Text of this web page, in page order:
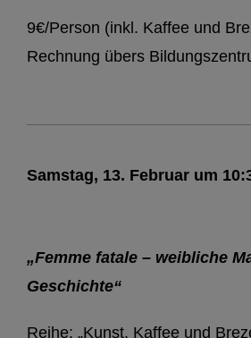
9€/Person (inkl. Kaffee und
Rechnung übers
Samstag, 13. Februar um
„Femme fatale – weibliche
Geschichte“
Reihe: „Kunst, Kaffee und